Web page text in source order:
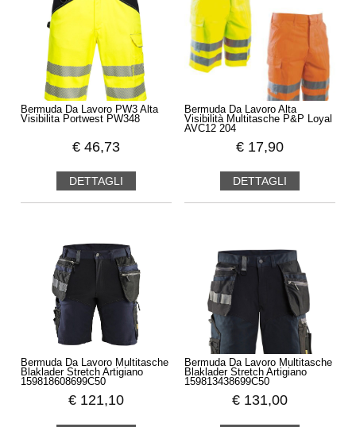
Bermuda Da Lavoro PW3 Alta
Visibilita Portwest PW348
€ 46,73
DETTAGLI
Bermuda Da Lavoro Alta
Visibilità Multitasche P&P Loyal
AVC12 204
€ 17,90
DETTAGLI
Bermuda Da Lavoro Multitasche
Blaklader Stretch Artigiano
159818608699C50
€ 121,10
Bermuda Da Lavoro Multitasche
Blaklader Stretch Artigiano
159813438699C50
€ 131,00